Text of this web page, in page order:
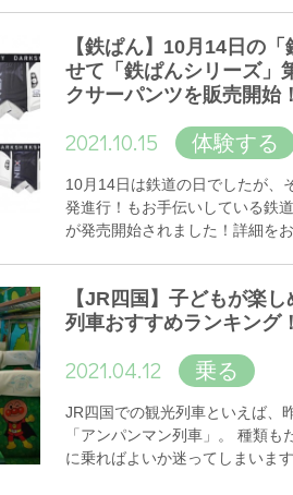
【鉄ぱん】10月14日の
せて「鉄ぱんシリーズ」
クサーパンツを販売開始
2021.10.15 体験する
10月14日は鉄道の日でしたが、
発進行！もお手伝いしている鉄
が発売開始されました！詳細をお
【JR四国】子どもが楽
列車おすすめランキング
2021.04.12 乗る
JR四国での観光列車といえば、
「アンパンマン列車」。 種類も
に乗ればよいか迷ってしまいます